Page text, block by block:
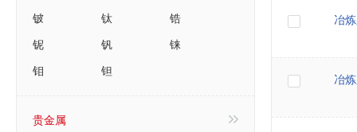
铍
钛
锆
铌
钒
铼
钼
钽
贵金属
冶
冶